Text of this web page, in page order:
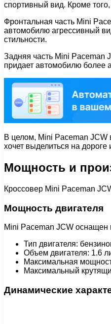
спортивный вид. Кроме
Фронтальная часть Mini
автомобилю агрессивный
стильности.
Задняя часть Mini Paceman
придает автомобилю более
В целом, Mini Paceman JCW
хочет выделиться на
Мощность и
Кроссовер Mini Paceman
Мощность двигателя
Mini Paceman JCW оснащен
Тип двигателя:
Объем двигателя: 1.6
Максимальная
Максимальный
Динамические